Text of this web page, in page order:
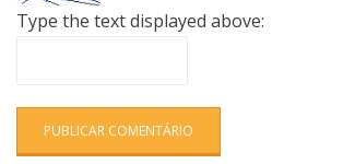
Type the text displayed above: